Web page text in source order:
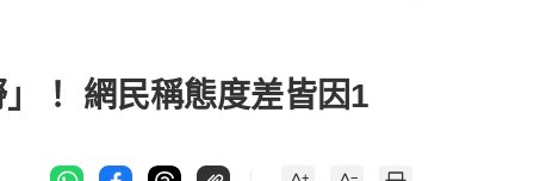
！ 網民稱態度差皆因1